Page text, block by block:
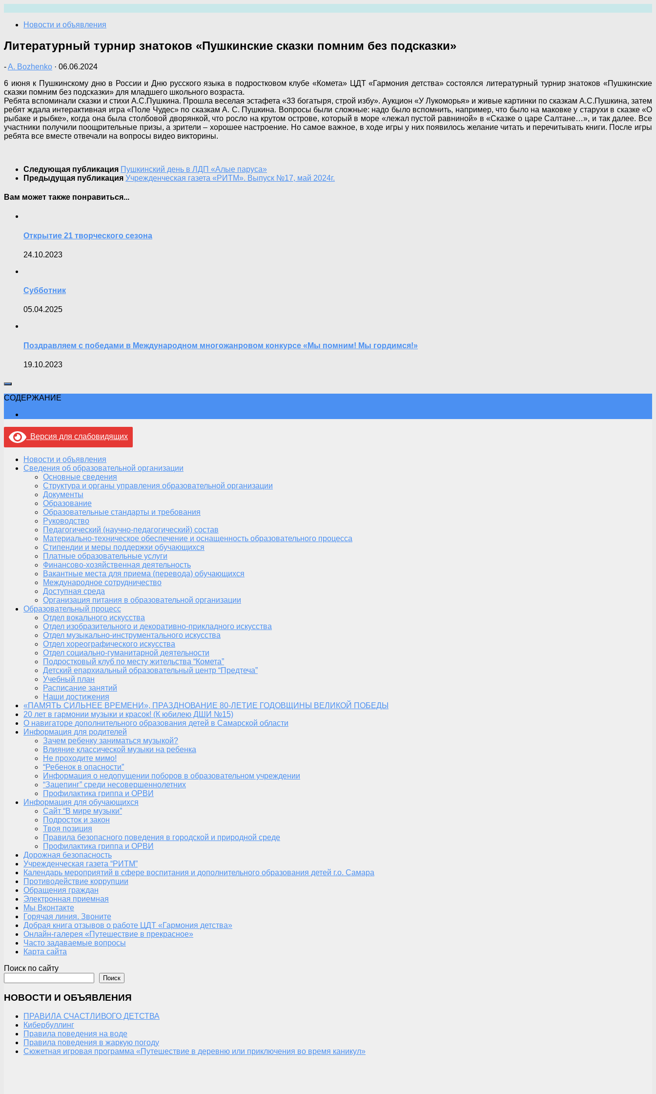
содержимому
Новости и объявления
Литературный турнир знатоков «Пушкинские сказки помним без подсказки»
-A. Bozhenko · 06.06.2024
6 июня к Пушкинскому дню в России и Дню русского языка в подростковом клубе «Комета» ЦДТ «Гармония детства» состоялся литературный турнир знатоков «Пушкинские
сказки помним без подсказки» для младшего школьного возраста.
Ребята вспоминали сказки и стихи А.С.Пушкина. Прошла веселая эстафета «33 богатыря, строй избу». Аукцион «У Лукоморья» и живые картинки по сказкам А.С.Пушкина, затем
ребят ждала интерактивная игра «Поле Чудес» по сказкам А. С. Пушкина. Вопросы были сложные: надо было вспомнить, например, что было на маковке у старухи в сказке «О
рыбаке и рыбке», когда она была столбовой дворянкой, что росло на крутом острове, который в море «лежал пустой равниной» в «Сказке о царе Салтане…», и так далее. Все
участники получили поощрительные призы, а зрители – хорошее настроение. Но самое важное, в ходе игры у них появилось желание читать и перечитывать книги. После игры
ребята все вместе отвечали на вопросы видео викторины.
Следующая публикация Пушкинский день в ЛДП «Алые паруса»
Предыдущая публикация Учрежденческая газета «РИТМ». Выпуск №17, май 2024г.
Вам может также понравиться...
Открытие 21 творческого сезона
24.10.2023
Субботник
05.04.2025
Поздравляем с победами в Международном многожанровом конкурсе «Мы помним! Мы гордимся!»
19.10.2023
СОДЕРЖАНИЕ
Версия для слабовидящих
Новости и объявления
Сведения об образовательной организации
Основные сведения
Структура и органы управления образовательной организации
Документы
Образование
Образовательные стандарты и требования
Руководство
Педагогический (научно-педагогический) состав
Материально-техническое обеспечение и оснащенность образовательного процесса
Стипендии и меры поддержки обучающихся
Платные образовательные услуги
Финансово-хозяйственная деятельность
Вакантные места для приема (перевода) обучающихся
Международное сотрудничество
Доступная среда
Организация питания в образовательной организации
Образовательный процесс
Отдел вокального искусства
Отдел изобразительного и декоративно-прикладного искусства
Отдел музыкально-инструментального искусства
Отдел хореографического искусства
Отдел социально-гуманитарной деятельности
Подростковый клуб по месту жительства “Комета”
Детский епархиальный образовательный центр “Предтеча”
Учебный план
Расписание занятий
Наши достижения
«ПАМЯТЬ СИЛЬНЕЕ ВРЕМЕНИ», ПРАЗДНОВАНИЕ 80-ЛЕТИЕ ГОДОВЩИНЫ ВЕЛИКОЙ ПОБЕДЫ
20 лет в гармонии музыки и красок! (К юбилею ДШИ №15)
О навигаторе дополнительного образования детей в Самарской области
Информация для родителей
Зачем ребенку заниматься музыкой?
Влияние классической музыки на ребенка
Не проходите мимо!
“Ребенок в опасности”
Информация о недопущении поборов в образовательном учреждении
“Зацепинг” среди несовершеннолетних
Профилактика гриппа и ОРВИ
Информация для обучающихся
Сайт “В мире музыки”
Подросток и закон
Твоя позиция
Правила безопасного поведения в городской и природной среде
Профилактика гриппа и ОРВИ
Дорожная безопасность
Учрежденческая газета “РИТМ”
Календарь мероприятий в сфере воспитания и дополнительного образования детей г.о. Самара
Противодействие коррупции
Обращения граждан
Электронная приемная
Мы Вконтакте
Горячая линия. Звоните
Добрая книга отзывов о работе ЦДТ «Гармония детства»
Онлайн-галерея «Путешествие в прекрасное»
Часто задаваемые вопросы
Карта сайта
Поиск по сайту
Поиск
НОВОСТИ И ОБЪЯВЛЕНИЯ
ПРАВИЛА СЧАСТЛИВОГО ДЕТСТВА
Кибербуллинг
Правила поведения на воде
Правила поведения в жаркую погоду
Сюжетная игровая программа «Путешествие в деревню или приключения во время каникул»